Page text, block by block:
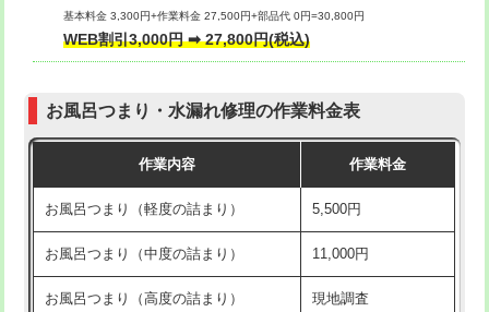
交換・取付（タンク）
交換・取付（普通便座） 11,000円+材料費
交換・取付（温水洗浄便座） 16,500円+材料費
交換・取付(単水栓（壁付・デッキ
式）)
13,200円+材料費
交換・取付(混合水栓（壁付・デッキ
式・ワンホール）)
16,500円+材料費
基本料金 3,300円+作業料金 27,500円+部品代 0円=30,800円
WEB割引3,000円 ➡ 27,800円(税込)
お風呂つまり・水漏れ修理の作業料金表
作業内容 作業料金
お風呂つまり（軽度の詰まり） 5,500円
お風呂つまり（中度の詰まり） 11,000円
お風呂つまり（高度の詰まり） 現地調査